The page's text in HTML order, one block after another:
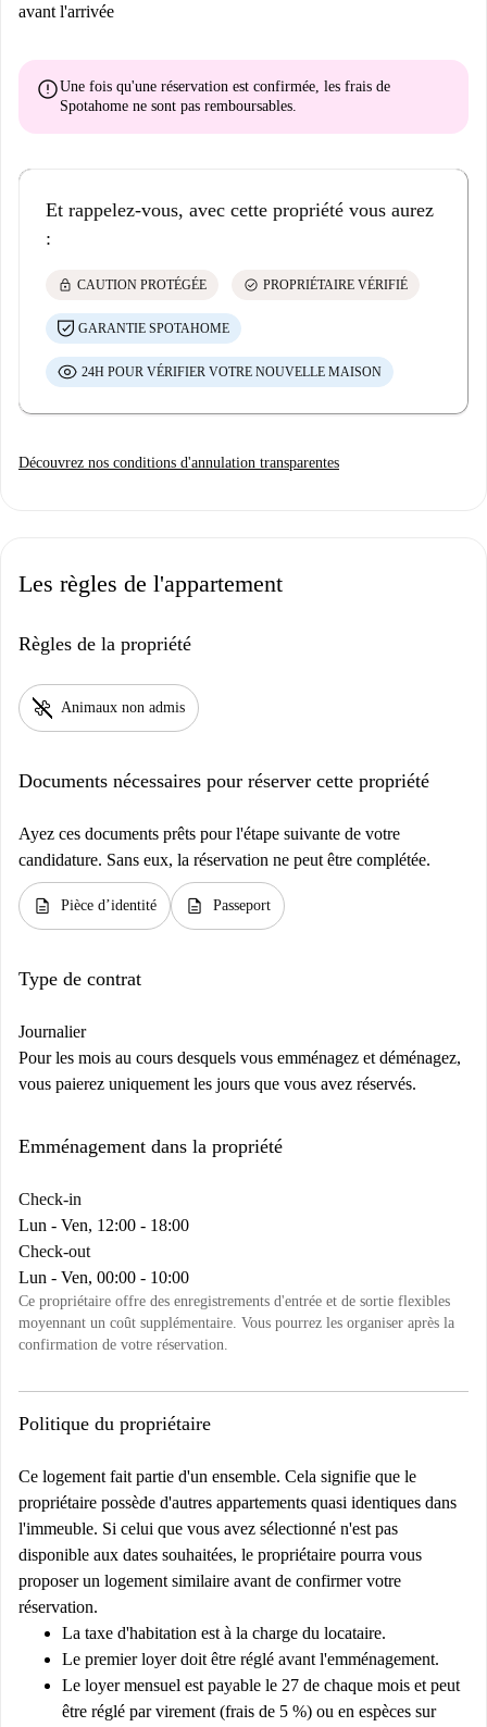
avant l'arrivée
errorUne fois qu'une réservation est confirmée, les frais de
Spotahome ne sont pas remboursables.
Et rappelez-vous, avec cette propriété vous aurez
:
lock CAUTION PROTÉGÉE check_circle PROPRIÉTAIRE VÉRIFIÉ
GARANTIE SPOTAHOME
24H POUR VÉRIFIER VOTRE NOUVELLE MAISON
Découvrez nos conditions d'annulation transparentes
Les règles de l'appartement
Règles de la propriété
pet_supplies Animaux non admis
Documents nécessaires pour réserver cette propriété
Ayez ces documents prêts pour l'étape suivante de votre
candidature. Sans eux, la réservation ne peut être complétée.
description Pièce d’identité description Passeport
Type de contrat
Journalier
Pour les mois au cours desquels vous emménagez et déménagez,
vous paierez uniquement les jours que vous avez réservés.
Emménagement dans la propriété
Check-in
Lun - Ven, 12:00 - 18:00
Check-out
Lun - Ven, 00:00 - 10:00
Ce propriétaire offre des enregistrements d'entrée et de sortie flexibles
moyennant un coût supplémentaire. Vous pourrez les organiser après la
confirmation de votre réservation.
Politique du propriétaire
Ce logement fait partie d'un ensemble. Cela signifie que le
propriétaire possède d'autres appartements quasi identiques dans
l'immeuble. Si celui que vous avez sélectionné n'est pas
disponible aux dates souhaitées, le propriétaire pourra vous
proposer un logement similaire avant de confirmer votre
réservation.
La taxe d'habitation est à la charge du locataire.
Le premier loyer doit être réglé avant l'emménagement.
Le loyer mensuel est payable le 27 de chaque mois et peut
être réglé par virement (frais de 5 %) ou en espèces sur